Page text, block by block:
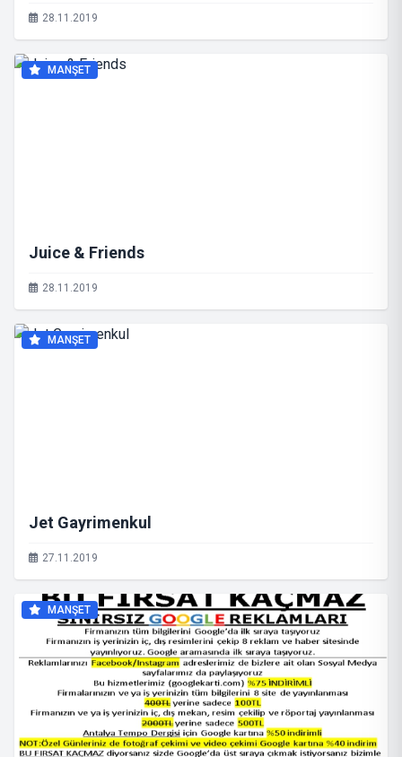
28.11.2019
MANŞET
Juice & Friends
28.11.2019
MANŞET
Jet Gayrimenkul
27.11.2019
MANŞET